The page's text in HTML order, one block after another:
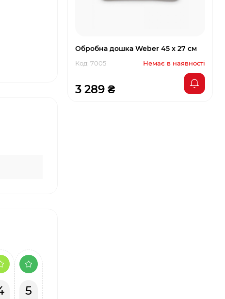
5
Обробна дошка Weber 45 x 27 см
Код: 7005 Немає в наявності
3 289 ₴